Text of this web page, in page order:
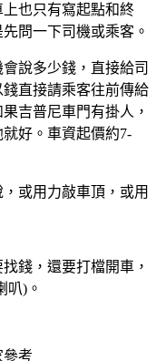
也只有寫起點和終
問一下司機或乘客。
說多少錢，直接給司
直接請乘客往前傳給
吉普尼車門有掛人，
好。車資起價約7-
或用力敲車頂，或用
錢，還要打檔開車，
叭)。
考